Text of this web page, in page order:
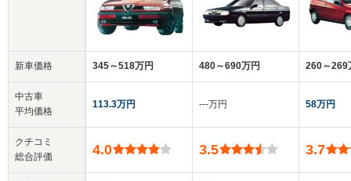
新車価格
中古車
平均価格
クチコミ
総合評価
345～518万円
113.3万円
4.0
480～690万円
‐‐‐万円
3.5
260～269
58万円
3.7